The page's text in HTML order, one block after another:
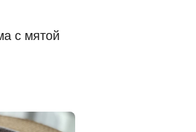
с мятой